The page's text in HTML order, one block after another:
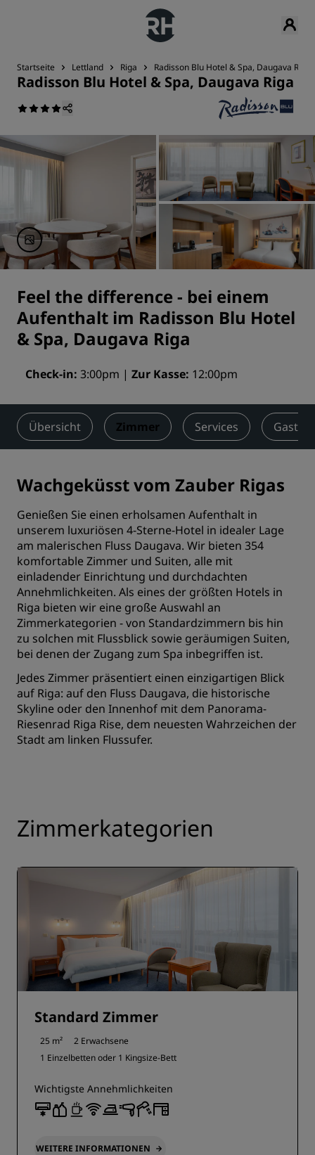
Startseite Lettland Riga Radisson Blu Hotel & Spa, Daugava Riga
Radisson Blu Hotel & Spa, Daugava Riga
Feel the difference - bei einem
Aufenthalt im Radisson Blu Hotel
& Spa, Daugava Riga
Check-in 3:00pm Zur Kasse 12:00pm
Übersicht Zimmer Services
Wachgeküsst vom Zauber Rigas
Genießen Sie einen erholsamen Aufenthalt in
unserem luxuriösen 4-Sterne-Hotel in idealer Lage
am malerischen Fluss Daugava. Wir bieten 354
komfortable Zimmer und Suiten, alle mit
einladender Einrichtung und durchdachten
Annehmlichkeiten. Als eines der größten Hotels in
Riga bieten wir eine große Auswahl an
Zimmerkategorien - von Standardzimmern bis hin
zu solchen mit Flussblick sowie geräumigen Suiten,
bei denen der Zugang zum Spa inbegriffen ist.
Jedes Zimmer präsentiert einen einzigartigen Blick
auf Riga: auf den Fluss Daugava, die historische
Skyline oder den Innenhof mit dem Panorama-
Riesenrad Riga Rise, dem neuesten Wahrzeichen der
Stadt am linken Flussufer.
Zimmerkategorien
Standard Zimmer
25 m²
2 Erwachsene
1 Einzelbetten oder 1 Kingsize-Bett
Wichtigste Annehmlichkeiten
WEITERE INFORMATIONEN